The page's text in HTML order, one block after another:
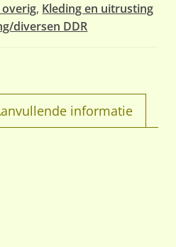
, Kleding en uitrusting
diversen DDR
informatie